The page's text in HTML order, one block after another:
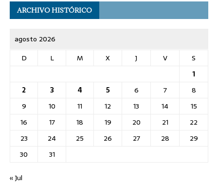
ARCHIVO HISTÓRICO
agosto 2026
D
L M X J V
S
1
2
3 4 5 6 7
8
9
10 11 12 13 14
15
16
17 18 19 20 21
22
23
24 25 26 27 28
29
30
31
« Jul